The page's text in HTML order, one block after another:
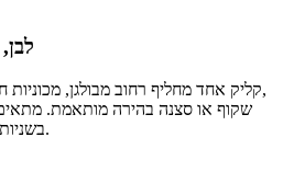
קליק אחד מחליף רחוב מבולגן, מכוניות
בשניות — אותו מראה נקי בכל פעם.